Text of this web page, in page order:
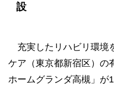
設
充実したリハビリ環境
ケア（東京都新宿区）の
ホームグランダ高槻」が